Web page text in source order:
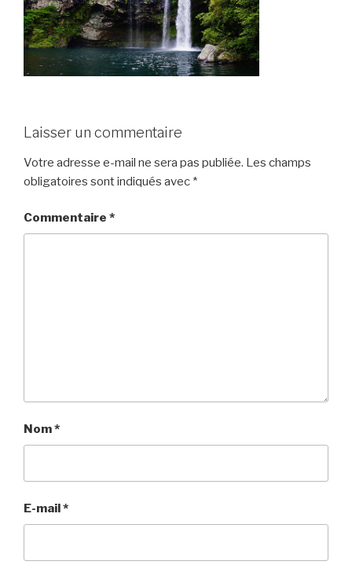
Laisser un commentaire
Votre adresse e-mail ne sera pas publiée. Les champs
obligatoires sont indiqués avec *
Commentaire *
Nom*
E-mail*